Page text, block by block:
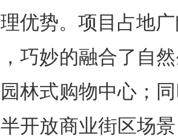
理优势。项目占地
，巧妙的融合了自
园林式购物中心；
半开放商业街区场